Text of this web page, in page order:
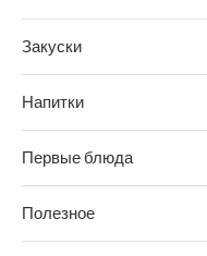
Закуски
Напитки
Первые блюда
Полезное